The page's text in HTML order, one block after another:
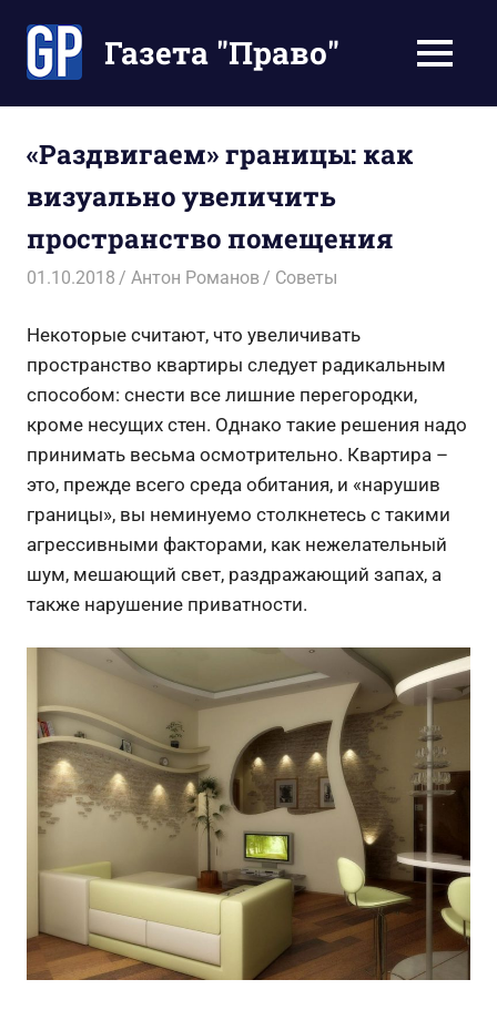
содержимомуГазета "Право"
Ваше
время
МЕНЮ
«Раздвигаем» границы: как
визуально увеличить
пространство помещения
01.10.2018 Антон Романов Советы
Некоторые считают, что увеличивать
пространство квартиры следует радикальным
способом: снести все лишние перегородки,
кроме несущих стен. Однако такие решения надо
принимать весьма осмотрительно. Квартира –
это, прежде всего среда обитания, и «нарушив
границы», вы неминуемо столкнетесь с такими
агрессивными факторами, как нежелательный
шум, мешающий свет, раздражающий запах, а
также нарушение приватности.